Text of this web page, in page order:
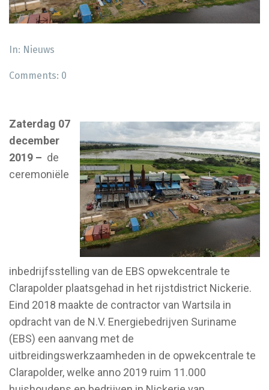
In: Nieuws
Comments: 0
Zaterdag 07
december
2019 – de
ceremoniële
inbedrijfsstelling van de EBS opwekcentrale te
Clarapolder plaatsgehad in het rijstdistrict Nickerie.
Eind 2018 maakte de contractor van Wartsila in
opdracht van de N.V. Energiebedrijven Suriname
(EBS) een aanvang met de
uitbreidingswerkzaamheden in de opwekcentrale te
Clarapolder, welke anno 2019 ruim 11.000